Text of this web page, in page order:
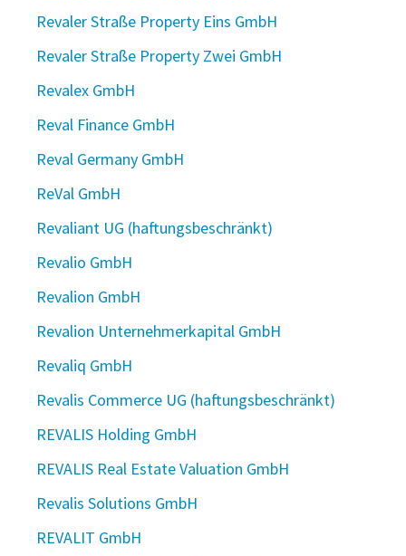
Revaler Straße Property Eins GmbH
Revaler Straße Property Zwei GmbH
Revalex GmbH
Reval Finance GmbH
Reval Germany GmbH
ReVal GmbH
Revaliant UG (haftungsbeschränkt)
Revalio GmbH
Revalion GmbH
Revalion Unternehmerkapital GmbH
Revaliq GmbH
Revalis Commerce UG (haftungsbeschränkt)
REVALIS Holding GmbH
REVALIS Real Estate Valuation GmbH
Revalis Solutions GmbH
REVALIT GmbH